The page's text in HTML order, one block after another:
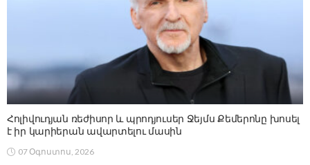
Հոլիվուդյան ռեժիսոր և պրոդյուսեր Ջեյմս Քեմերոնը խոսել
է իր կարիերան ավարտելու մասին
07 Օգոստոս, 2026